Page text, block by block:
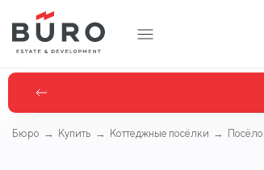
в классическом стиле.
Бюро Купить Коттеджные посёлки